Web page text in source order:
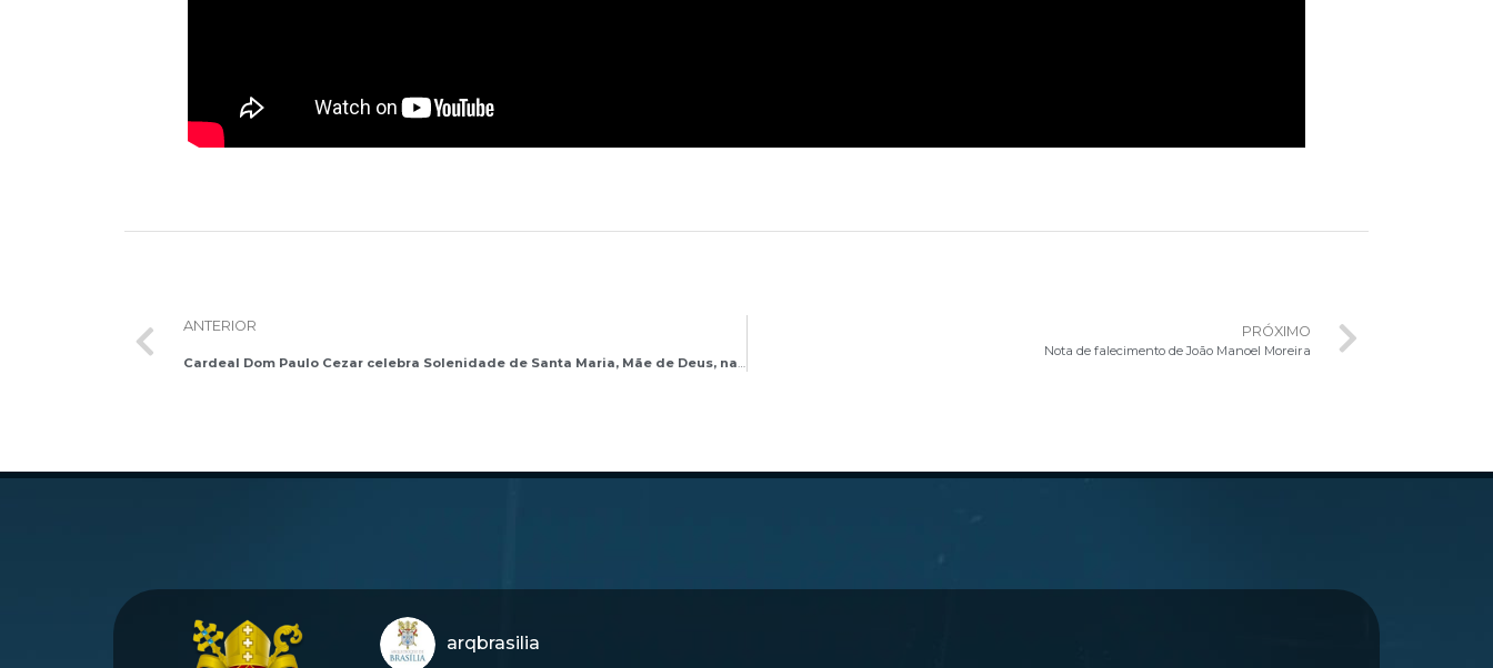
ANTERIOR
Cardeal Dom Paulo Cezar celebra Solenidade de Santa Maria, Mãe de Deus, na Catedral Metropolitana Nossa senhora Aparecida
PRÓXIMO
Nota de falecimento de João Manoel Moreira
arqbrasilia